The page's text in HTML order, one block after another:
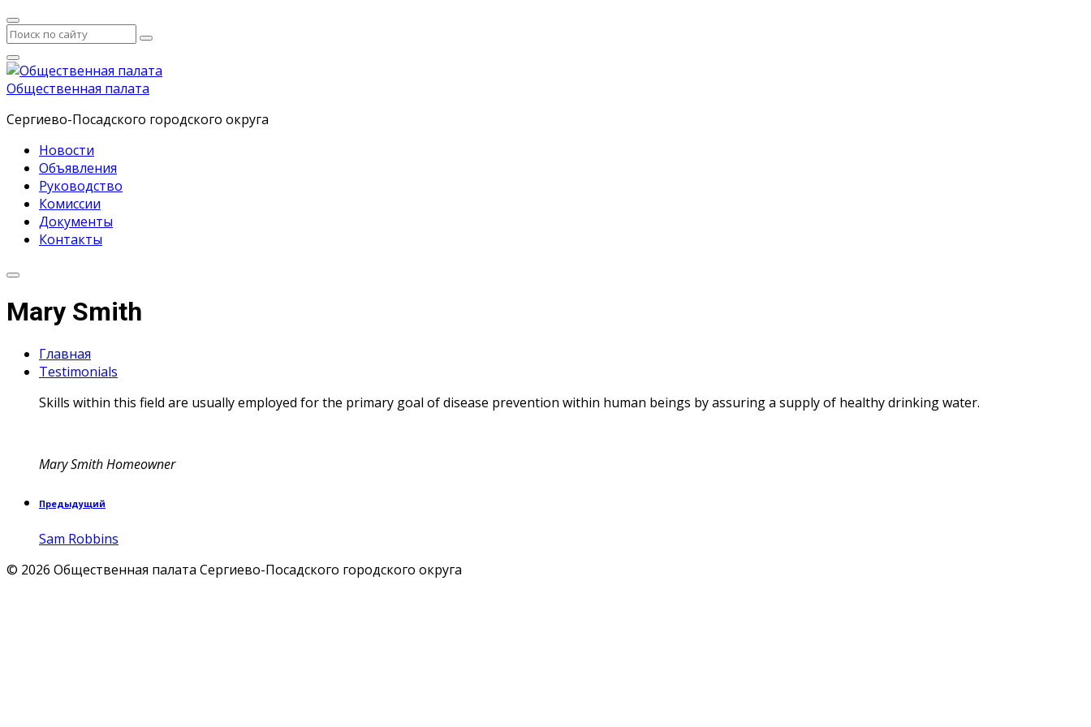
Общественная палата
Сергиево-Посадского городского округа
Новости
Объявления
Руководство
Комиссии
Документы
Контакты
Mary Smith
Главная
Testimonials
Skills within this field are usually employed for the primary goal of disease prevention within human beings by assuring a supply of healthy drinking water.
Mary SmithHomeowner
Предыдущий
Sam Robbins
© 2026 Общественная палата Сергиево-Посадского городского округа